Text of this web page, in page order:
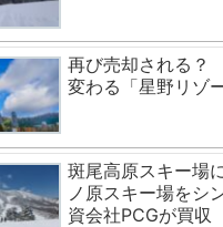
再び売却される？
変わる「星野リゾ
斑尾高原スキー場
ノ原スキー場をシ
資会社PCGが買収